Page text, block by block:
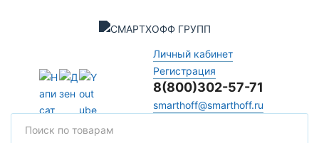
Личный кабинет
Регистрация
8(800)302-57-71
smarthoff@smarthoff.ru